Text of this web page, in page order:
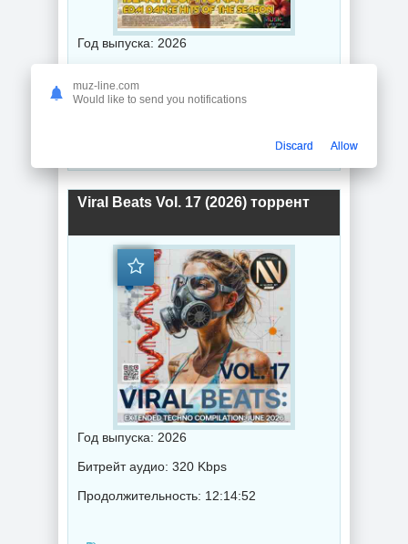
Год выпуска: 2026
Продолжительность: 12:46:42
Viral Beats Vol. 17 (2026) торрент
Год выпуска: 2026
Битрейт аудио: 320 Kbps
Продолжительность: 12:14:52
muz-line.com
Would like to send you notifications
Discard Allow